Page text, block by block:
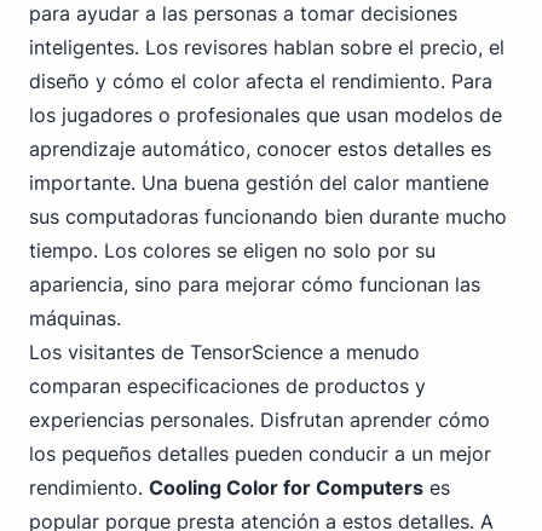
para ayudar a las personas a tomar decisiones
inteligentes. Los revisores hablan sobre el precio, el
diseño y cómo el color afecta el rendimiento. Para
los jugadores o profesionales que usan modelos de
aprendizaje automático, conocer estos detalles es
importante. Una buena gestión del calor mantiene
sus computadoras funcionando bien durante mucho
tiempo. Los colores se eligen no solo por su
apariencia, sino para mejorar cómo funcionan las
máquinas.
Los visitantes de TensorScience a menudo
comparan especificaciones de productos y
experiencias personales. Disfrutan aprender cómo
los pequeños detalles pueden conducir a un mejor
rendimiento. Cooling Color for Computers es
popular porque presta atención a estos detalles. A